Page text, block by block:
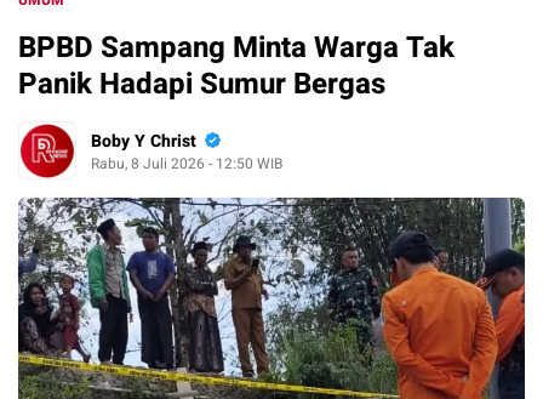
BPBD Sampang Minta Warga Tak
Panik Hadapi Sumur Bergas
Boby Y Christ
Rabu, 8 Juli 2026 - 12:50 WIB